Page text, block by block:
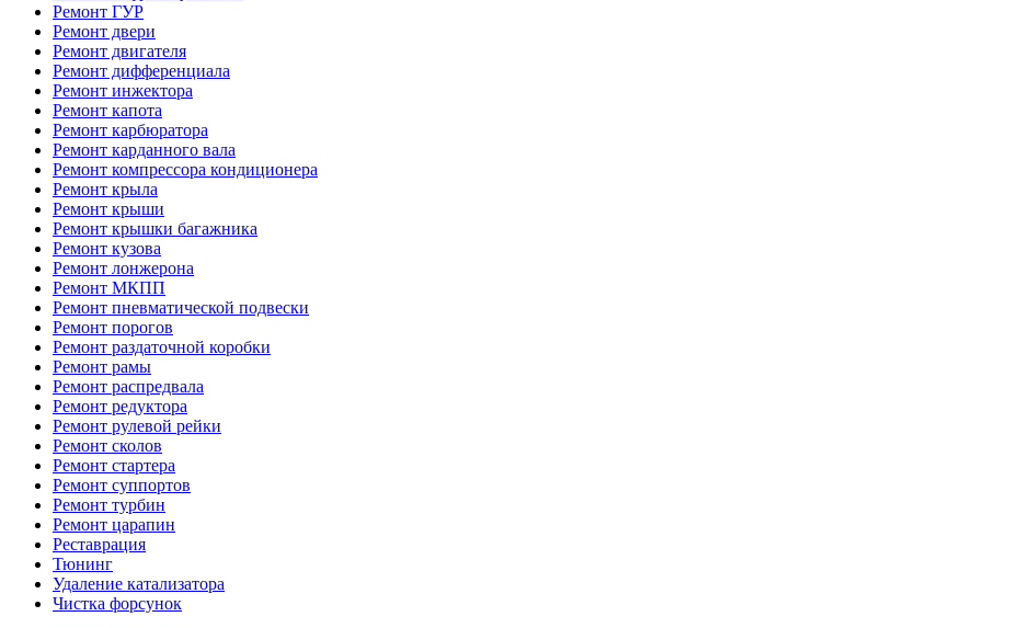
Ремонт ГУР
Ремонт двери
Ремонт двигателя
Ремонт дифференциала
Ремонт инжектора
Ремонт капота
Ремонт карбюратора
Ремонт карданного вала
Ремонт компрессора кондиционера
Ремонт крыла
Ремонт крыши
Ремонт крышки багажника
Ремонт кузова
Ремонт лонжерона
Ремонт МКПП
Ремонт пневматической подвески
Ремонт порогов
Ремонт раздаточной коробки
Ремонт рамы
Ремонт распредвала
Ремонт редуктора
Ремонт рулевой рейки
Ремонт сколов
Ремонт стартера
Ремонт суппортов
Ремонт турбин
Ремонт царапин
Реставрация
Тюнинг
Удаление катализатора
Чистка форсунок